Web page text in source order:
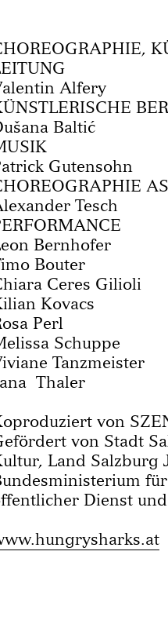
Alfery
Baltić
Gutensohn
Tesch
Bernhofer
Bouter
Ceres Gilioli
Kovacs
Perl
Schuppe
Tanzmeister
Thaler
von
von Stadt
Land Salzburg
Dienst